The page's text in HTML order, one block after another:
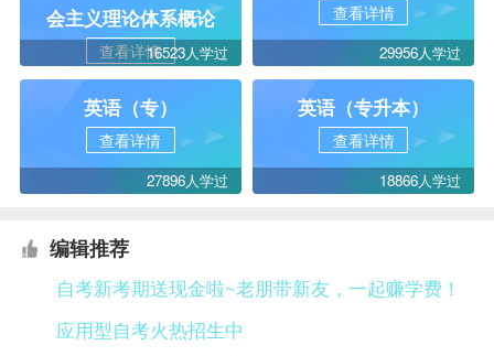
会主义理论体系概论
查看详情16523人学过
查看详情
29956人学过
英语（专）
查看详情
27896人学过
英语（专升本）
查看详情
18866人学过
编辑推荐
自考新考期送现金啦~老朋带新友，一起赚学费！
应用型自考火热招生中